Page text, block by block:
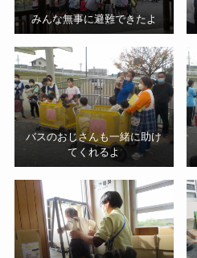
みんな無事に避難できたよ
バスのおじさんも一緒に助け
てくれるよ